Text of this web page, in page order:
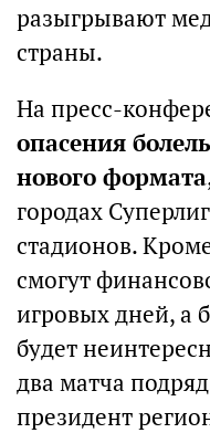
разыгрывают
страны.
На пресс-
опасения
нового формата
городах
стадионов.
смогут
игровых дней, а
будет
два матча
президент